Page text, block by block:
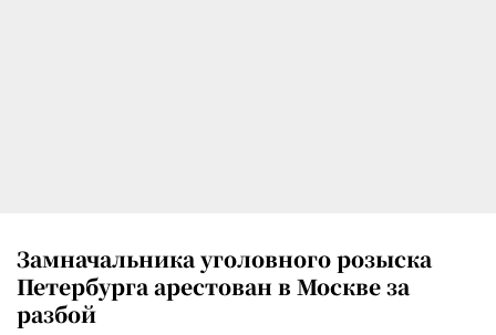
Замначальника уголовного розыска
Петербурга арестован в Москве за
разбой